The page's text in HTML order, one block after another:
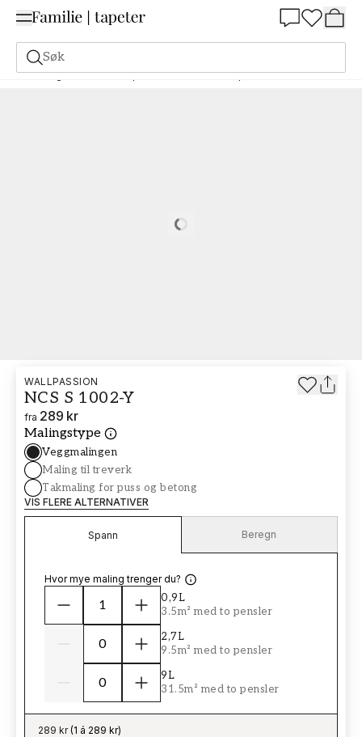
Søk
Maling Bestill basert på NCS Bestill basert på NCS 1002-Y
Loading…
WALLPASSION
NCS S 1002-Y
fra 289 kr
Malingstype
Veggmalingen
Maling til treverk
Takmaling for puss og betong
VIS FLERE ALTERNATIVER
Spann Beregn
Hvor mye maling trenger du?
0,9L
3.5m² med to pensler
2,7L
9.5m² med to pensler
9L
31.5m² med to pensler
289 kr(1 á 289 kr)